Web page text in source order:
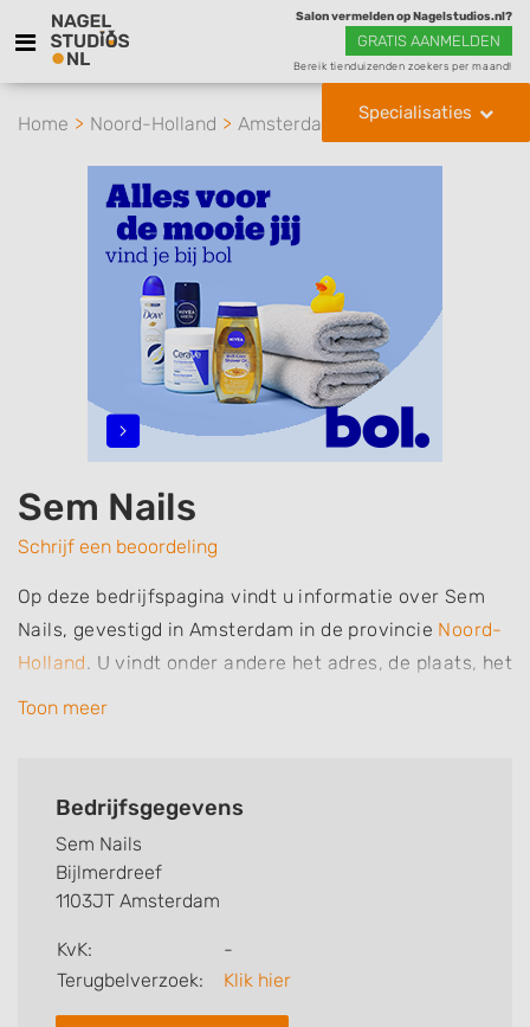
Salon vermelden op Nagelstudios.nl?
GRATIS AANMELDEN
Bereik tienduizenden zoekers per maand!
Specialisaties
Home Noord-Holland Amsterdam Sem Nails
Sem Nails
Schrijf een beoordeling
Op deze bedrijfspagina vindt u informatie over Sem
Nails, gevestigd in Amsterdam in de provincie Noord-
Holland. U vindt onder andere het adres, de plaats, het
telefoonnummer en openingstijden. Daarnaast vindt u
behandelingen Sem Nails voor u kan verzorgen. Ten
Zoekt u een andere nagelstudio? Zoek dan in
Amsterdam
Toon meer
Bedrijfsgegevens
Sem Nails
Bijlmerdreef
1103JT Amsterdam
KvK:
-
Terugbelverzoek:
Klik hier